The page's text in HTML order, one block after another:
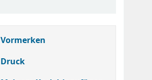
Vormerken
Druck